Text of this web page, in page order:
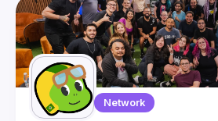
Events
Guilds
Network